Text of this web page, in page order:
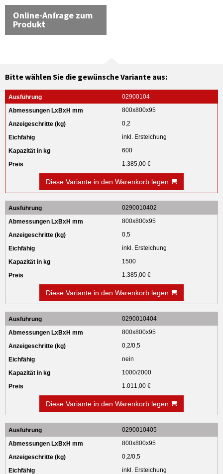
Online-Anfrage zum
Produkt
Bitte wählen Sie die gewünsche Variante aus:
02900104
800x800x95
0,2
inkl. Ersteichung
600
1.385,00 €
Diese Variante in den Warenkorb legen
0290010402
800x800x95
0,5
inkl. Ersteichung
1500
1.385,00 €
Diese Variante in den Warenkorb legen
0290010404
800x800x95
0,2/0,5
nein
1000/2000
1.011,00 €
Diese Variante in den Warenkorb legen
0290010405
800x800x95
0,2/0,5
inkl. Ersteichung